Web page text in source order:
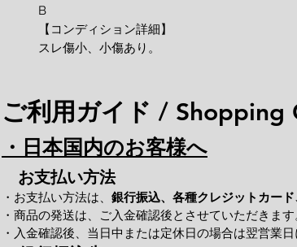
B
【コンディション詳細】
スレ傷小、小傷あり。
ご利用ガイド / Shopping
・日本国内のお客様へ
お支払い方法
・お支払い方法は、 銀行振込、各種クレジットカード
・商品の発送は、ご入金確認後とさせていただきます
・入金確認後、当日中または定休日の場合は翌営業